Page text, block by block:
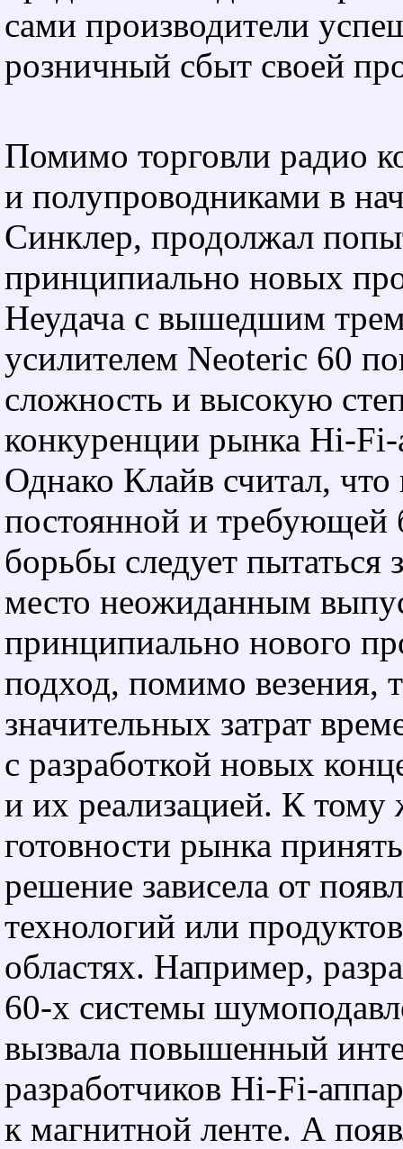
сами производители
розничный сбыт своей
Помимо торговли радио
и полупроводниками в
Синклер, продолжал
принципиально новых
Неудача с вышедшим
усилителем Neoteric 60
сложность и высокую
конкуренции рынка Hi-Fi-
Однако Клайв считал, что
постоянной и требующей
борьбы следует пытаться
место неожиданным
принципиально нового
подход, помимо везения,
значительных затрат
с разработкой новых
и их реализацией. К тому
готовности рынка
решение зависела от
технологий или
областях. Например,
60-х системы
вызвала повышенный
разработчиков Hi-Fi-
к магнитной ленте. А